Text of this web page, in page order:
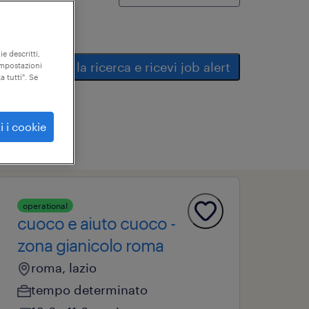
salva la ricerca e ricevi job alert
operational
cuoco e aiuto cuoco -
zona gianicolo roma
roma, lazio
tempo determinato
descritti,
tutti". Se
i cookie